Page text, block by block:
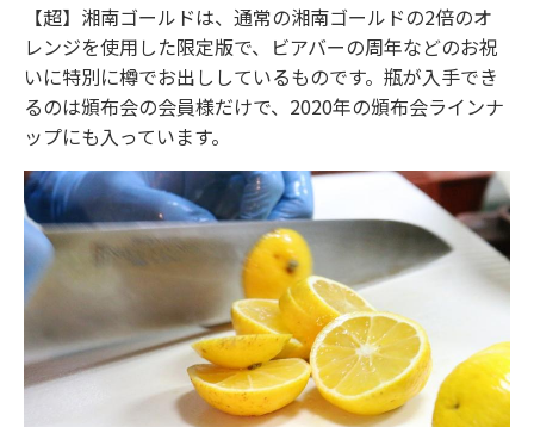
【超】湘南ゴールドは、通常の湘南ゴールドの2倍のオ
レンジを使用した限定版で、ビアバーの周年などのお祝
いに特別に樽でお出ししているものです。瓶が入手でき
るのは頒布会の会員様だけで、2020年の頒布会ラインナ
ップにも入っています。